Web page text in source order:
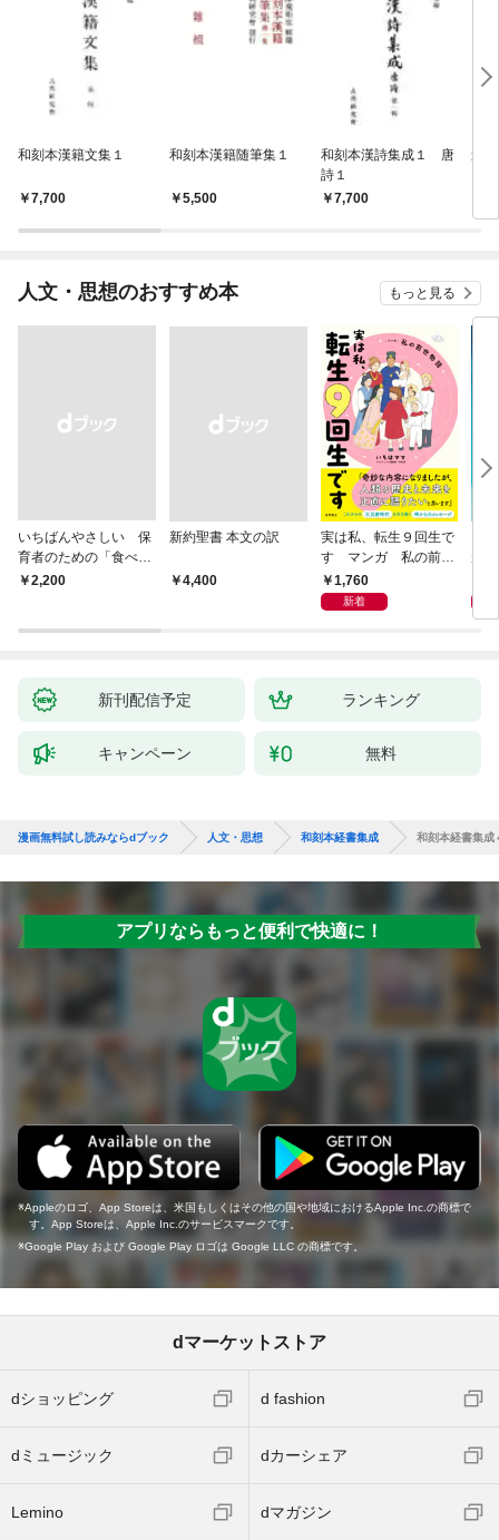
和刻本漢籍文集１
7,700
和刻本漢籍随筆集１
5,500
和刻本漢詩集成１ 唐
詩１
7,700
影
人文・思想のおすすめ本 もっと見る
いちばんやさしい 保
育者のための「食べな
い子」サポートＢＯＯ
￥2,200
新約聖書 本文の訳
￥4,400
実は私、転生９回生で
す マンガ 私の前世
物語1,760
新着
が
新刊配信予定 ランキング
キャンペーン 無料
漫画無料試し読みならdブック 人文・思想 和刻本経書集成 和刻本経書集
アプリならもっと便利で快適に！
Appleのロゴ、App Storeは、米国もしくはその他の国や地域におけるApple Inc.の商標で
す。App Storeは、Apple Inc.のサービスマークです。
Google Play および Google Play ロゴは Google LLC の商標です。
dマーケットストア
dショッピング d fashion
dミュージック dカーシェア
Lemino dマガジン